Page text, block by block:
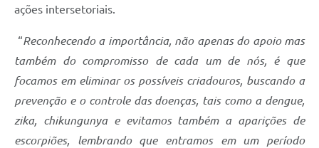
Secretarias
Projetos
ações intersetoriais.
“Reconhecendo a importância, não apenas do apoio mas
também do compromisso de cada um de nós, é que
focamos em eliminar os possíveis criadouros, buscando a
prevenção e o controle das doenças, tais como a dengue,
zika, chikungunya e evitamos também a aparições de
escorpiões, lembrando que entramos em um período